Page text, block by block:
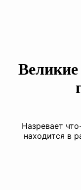
Назревает
находится в